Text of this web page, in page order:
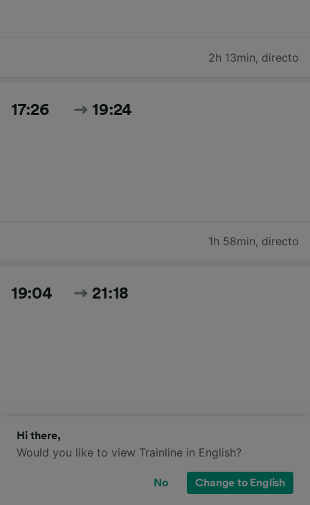
2h 13min, directo
17:26 19:24
1h 58min, directo
19:04 21:18
Buscar todos los horarios y precios de hoy
Hi there,
Would you like to view Trainline in English?
No Change to English